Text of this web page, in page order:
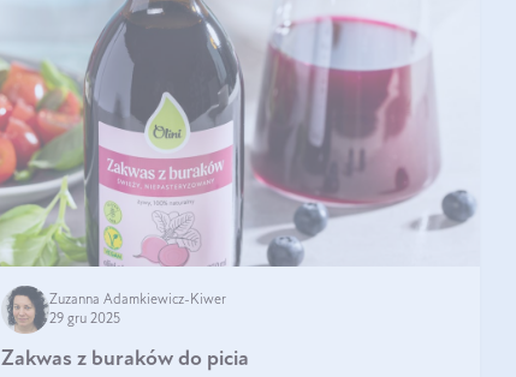
Zuzanna Adamkiewicz-Kiwer
29 gru 2025
Zakwas z buraków do picia